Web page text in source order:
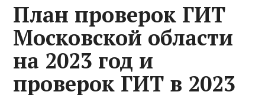
План проверок ГИТ
Московской области
на 2023 год и
проверок ГИТ в 2023